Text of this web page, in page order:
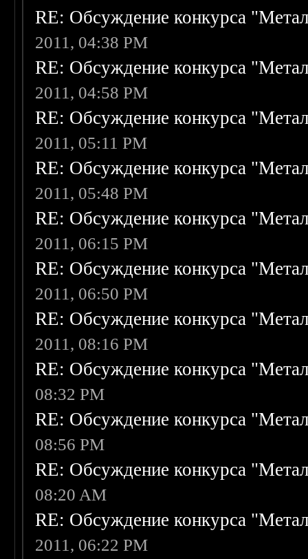
RE: Обсуждение конкурса
2011, 04:38 PM
RE: Обсуждение конкурса
2011, 04:58 PM
RE: Обсуждение конкурса
2011, 05:11 PM
RE: Обсуждение конкурса
2011, 05:48 PM
RE: Обсуждение конкурса
2011, 06:15 PM
RE: Обсуждение конкурса
2011, 06:50 PM
RE: Обсуждение конкурса
2011, 08:16 PM
RE: Обсуждение конкурса
08:32 PM
RE: Обсуждение конкурса
08:56 PM
RE: Обсуждение конкурса
08:20 AM
RE: Обсуждение конкурса
2011, 06:22 PM